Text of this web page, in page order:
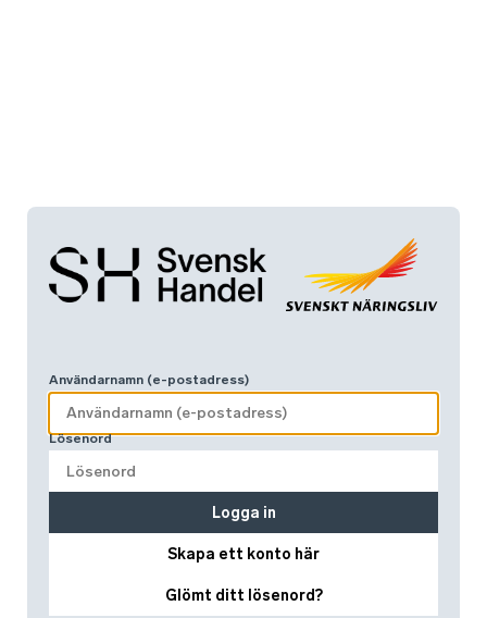
Användarnamn (e-postadress)
Lösenord
Skapa ett konto här
Glömt ditt lösenord?
Logga in